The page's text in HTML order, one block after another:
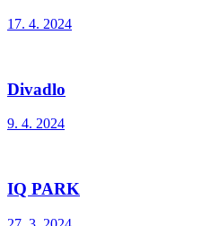
17. 4. 2024
Divadlo
9. 4. 2024
IQ PARK